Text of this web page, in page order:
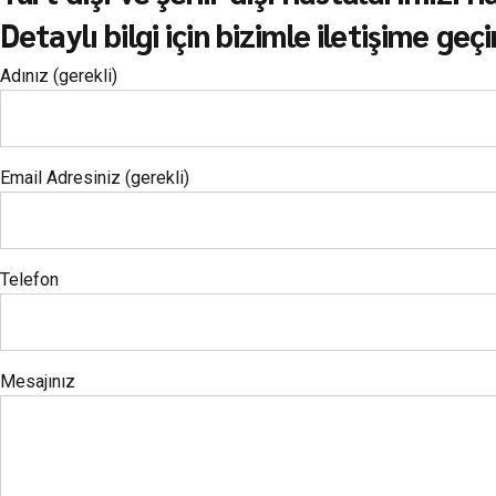
Detaylı bilgi için bizimle iletişime
Adınız (gerekli)
Email Adresiniz (gerekli)
Telefon
Mesajınız